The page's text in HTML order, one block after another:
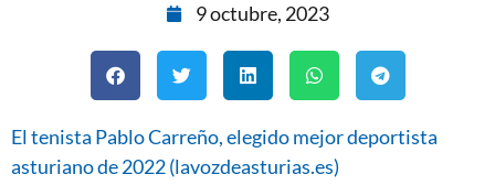
9 octubre, 2023
El tenista Pablo Carreño, elegido mejor deportista
asturiano de 2022 (lavozdeasturias.es)